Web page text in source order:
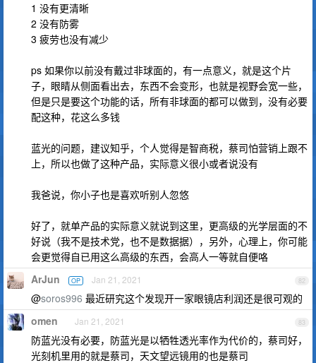
1 没有更清晰
2 没有防雾
3 疲劳也没有减少
ps 如果你以前没有戴过非球面的，有一点意义，就是这个片
子，眼睛从侧面看出去，东西不会变形，也就是视野会宽一些，
但是只是要这个功能的话，所有非球面的都可以做到，没有必要
配这种，花这么多钱
蓝光的问题，建议知乎，个人觉得是智商税，蔡司怕营销上跟不
上，所以也做了这种产品，实际意义很小或者说没有
我爸说，你小子也是喜欢听别人忽悠
好了，就单产品的实际意义就说到这里，更高级的光学层面的不
好说（我不是技术党，也不是数据据），另外，心理上，你可能
会更觉得自已用这么高级的东西，会高人一等就自便咯
82
ArJun OP Jan 21, 2021
@soros996 最近研究这个发现开一家眼镜店利润还是很可观的
83
omen Jan 21, 2021
防蓝光没有必要，防蓝光是以牺牲透光率作为代价的，蔡司好，
光刻机里用的就是蔡司，天文望远镜用的也是蔡司